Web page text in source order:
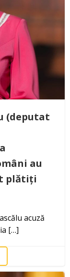
(deputat
au
plătiți
acuză
[…]